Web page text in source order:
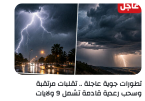
تطورات جوية عاجلة .. تقلبات مرتقبة
وسحب رعدية قادمة تشمل 9 ولايات